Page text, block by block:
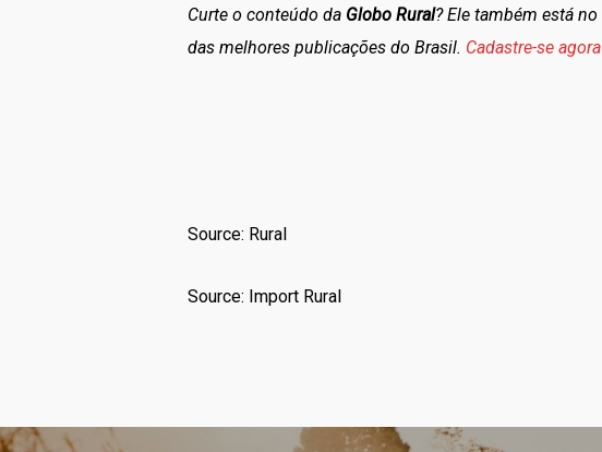
Curte o conteúdo da Globo Rural? Ele também está no
das melhores publicações do Brasil. Cadastre-se agora
Source: Rural
Source: Import Rural